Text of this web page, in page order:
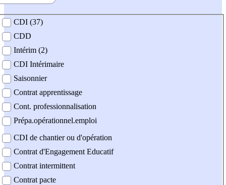
contrat
CDI (37)
CDD
Intérim (2)
CDI Intérimaire
Saisonnier
Contrat apprentissage
Cont. professionnalisation
Prépa.opérationnel.emploi
CDI de chantier ou d'opération
Contrat d'Engagement Educatif
Contrat intermittent
Contrat pacte